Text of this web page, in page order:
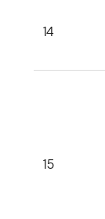
14
15